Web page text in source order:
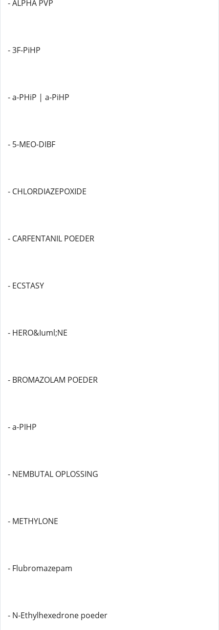
- ALPHA PVP
- 3F-PiHP
- a-PHiP | a-PiHP
- 5-MEO-DIBF
- CHLORDIAZEPOXIDE
- CARFENTANIL POEDER
- ECSTASY
- HERO&Iuml;NE
- BROMAZOLAM POEDER
- a-PIHP
- NEMBUTAL OPLOSSING
- METHYLONE
- Flubromazepam
- N-Ethylhexedrone poeder